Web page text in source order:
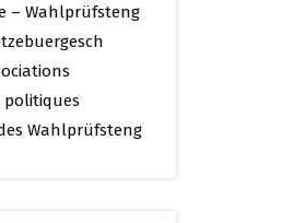
– Wahlprüfsteng
politiques
Wahlprüfsteng